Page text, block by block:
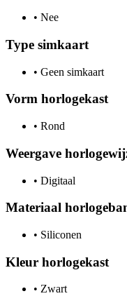
• Nee
Type simkaart
• Geen simkaart
Vorm horlogekast
• Rond
Weergave
• Digitaal
Materiaal
• Siliconen
Kleur horlogekast
• Zwart